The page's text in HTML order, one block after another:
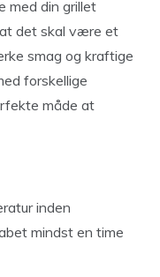
med din grillet
det skal være et
smag og kraftige
forskellige
måde at
inden
mindst en time